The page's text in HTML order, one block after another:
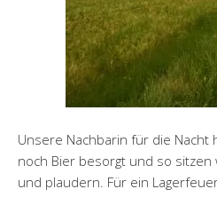
Unsere Nachbarin für die Nacht
noch Bier besorgt und so sitzen
und plaudern. Für ein